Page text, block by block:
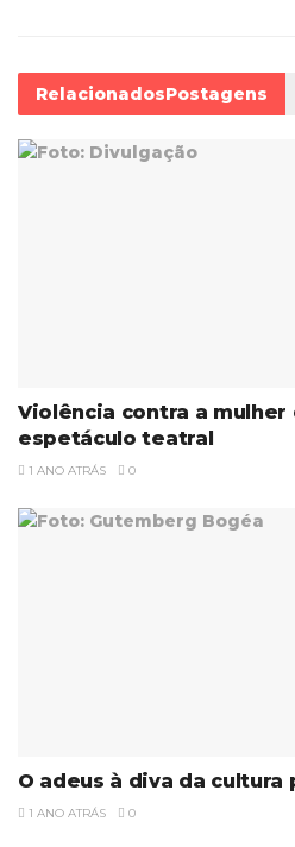
RelacionadosPostagens
Violência contra a
espetáculo teatral
1 ANO ATRÁS 0
O adeus à diva da cultura
1 ANO ATRÁS 0